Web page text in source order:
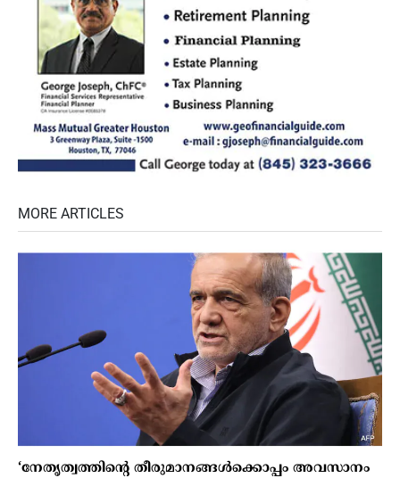
MORE ARTICLES
‘നേതൃത്വത്തിന്റെ തീരുമാനങ്ങൾക്കൊപ്പം അവസാനം